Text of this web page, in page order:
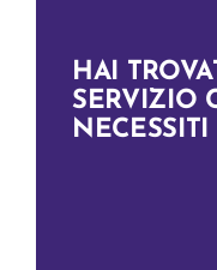
HAI
SERVIZIO